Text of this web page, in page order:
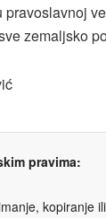
zemaljsko
pravima:
kopiranje